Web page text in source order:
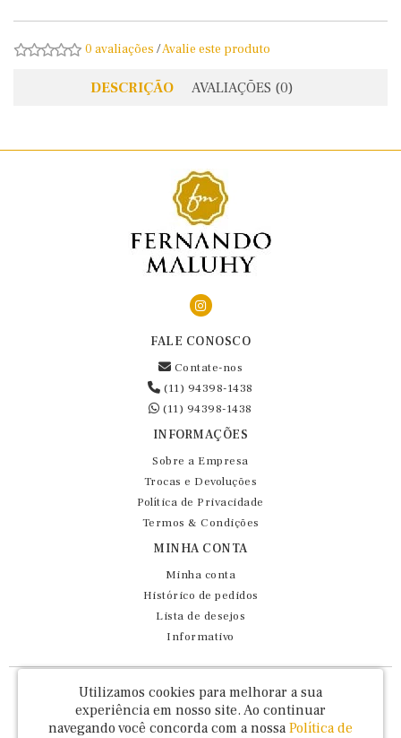
0 avaliações /Avalie este produto
DESCRIÇÃO AVALIAÇÕES (0)
FALE CONOSCO
Contate-nos
(11) 94398-1438
(11) 94398-1438
INFORMAÇÕES
Sobre a Empresa
Trocas e Devoluções
Política de Privacidade
Termos & Condições
MINHA CONTA
Minha conta
Histórico de pedidos
Lista de desejos
Informativo
Fernando Maluhy Cia Ltda - CNPJ: 60.458.825/0001-86
Rua Dr Euclydes da Cunha, 47 - Brás - São Paulo / SP - CEP 03016-030
Utilizamos cookies para melhorar a sua
experiência em nosso site. Ao continuar
navegando você concorda com a nossa Política de